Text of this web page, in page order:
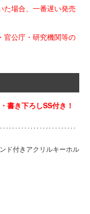
た場合、一番遅い発売
官公庁・研究機関等の
書き下ろしSS付き！
付きアクリルキーホル